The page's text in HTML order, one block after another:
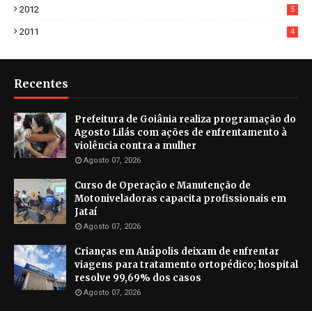
2012 5
2011 4
Recentes
Prefeitura de Goiânia realiza programação do
Agosto Lilás com ações de enfrentamento à
violência contra a mulher
Agosto 07, 2026
Curso de Operação e Manutenção de
Motoniveladoras capacita profissionais em
Jataí
Agosto 07, 2026
Crianças em Anápolis deixam de enfrentar
viagens para tratamento ortopédico; hospital
resolve 99,69% dos casos
Agosto 07, 2026